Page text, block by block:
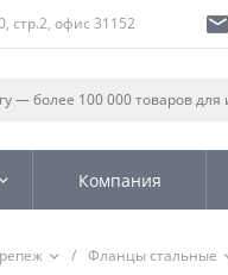
стр.2, офис 31152
Компания
/ Фланцы стальные